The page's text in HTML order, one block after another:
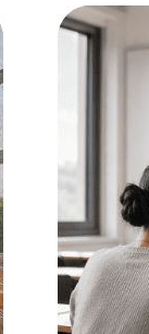
本系列由
知」為核
地為核心
美食體驗
一日遊
場每人費
※報名後
費，逾期未